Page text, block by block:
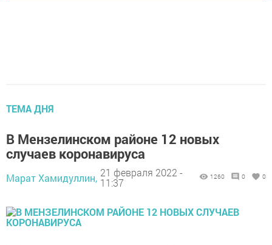
ТЕМА ДНЯ
В Мензелинском районе 12 новых
случаев коронавируса
Марат Хамидуллин, 21 февраля 2022 -
11:37
1260 0 0